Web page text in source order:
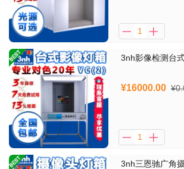
3nh影像检测台
¥16000.00
3nh三恩驰广角